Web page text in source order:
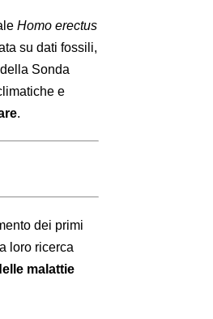
Homo erectus
su dati fossili,
Sonda
e
.
dei primi
loro ricerca
malattie